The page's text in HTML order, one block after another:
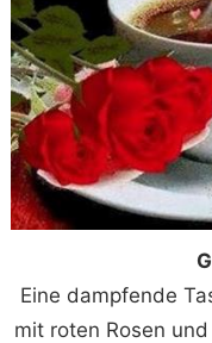
Eine dampfende
mit roten Rosen